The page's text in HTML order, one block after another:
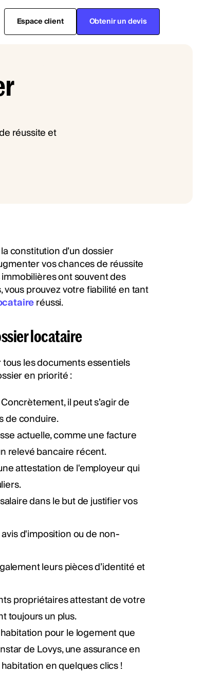
Espace client Obtenir un devis
constitution d’un dossier
vos chances de réussite
ont souvent des
prouvez votre fiabilité en tant
réussi.
locataire
les documents essentiels
en priorité :
il peut s’agir de
de conduire.
actuelle, comme une facture
relevé bancaire récent.
attestation de l'employeur qui
dans le but de justifier vos
d'imposition ou de non-
leurs pièces d’identité et
propriétaires attestant de votre
toujours un plus.
pour le logement que
de Lovys, une assurance en
en quelques clics !